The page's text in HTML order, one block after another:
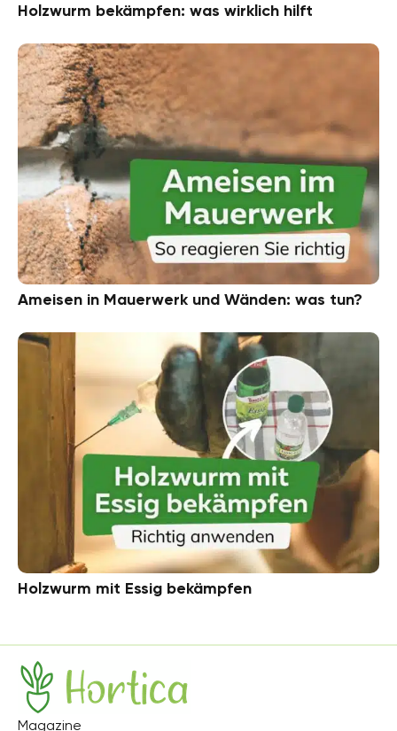
Holzwurm bekämpfen: was wirklich hilft
Ameisen in Mauerwerk und Wänden: was tun?
Holzwurm mit Essig bekämpfen
Hortica
Magazine